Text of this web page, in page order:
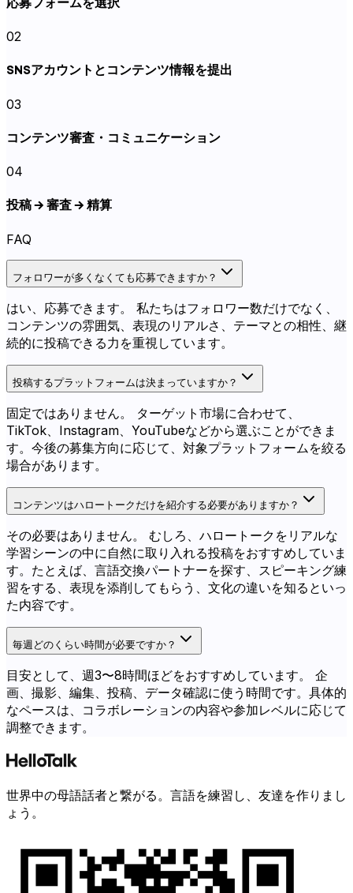
02
SNSアカウントとコンテンツ情報を提出
03
コンテンツ審査・コミュニケーション
04
投稿 → 審査 → 精算
FAQ
フォロワーが多くなくても応募できますか？
はい、応募できます。 私たちはフォロワー数だけでなく、
コンテンツの雰囲気、表現のリアルさ、テーマとの相性、継
続的に投稿できる力を重視しています。
投稿するプラットフォームは決まっていますか？
固定ではありません。 ターゲット市場に合わせて、
TikTok、Instagram、YouTubeなどから選ぶことができま
す。今後の募集方向に応じて、対象プラットフォームを絞る
場合があります。
コンテンツはハロートークだけを紹介する必要がありますか？
その必要はありません。 むしろ、ハロートークをリアルな
学習シーンの中に自然に取り入れる投稿をおすすめしていま
す。たとえば、言語交換パートナーを探す、スピーキング練
習をする、表現を添削してもらう、文化の違いを知るといっ
た内容です。
毎週どのくらい時間が必要ですか？
目安として、週3〜8時間ほどをおすすめしています。 企
画、撮影、編集、投稿、データ確認に使う時間です。具体的
なペースは、コラボレーションの内容や参加レベルに応じて
調整できます。
世界中の母語話者と繋がる。言語を練習し、友達を作りまし
ょう。